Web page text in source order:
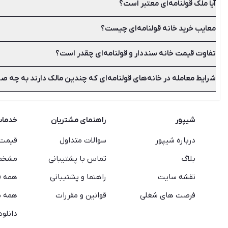
قولنامه نوعی سند عادی است که توسط اداره ثبت اسناد تنظیم
آیا ملک قولنامه‌ای معتبر است؟
قولنامه یک سند عادی به حساب می‌آید. هر چند اسناد عادی در
معایب خرید خانه قولنامه‌ای چیست؟
در خرید و فروش ملک قولنامه ای ممکن است فروشنده، مالک
باشید. یعنی باید از فروشنده بخواهید که قولنامه‌های پیشین را
تفاوت قیمت خانه سنددار و قولنامه‌ای چقدر است؟
شما می‌توانید ملک قولنامه‌ای را با قیمت پایین‌تر از عرف بازار خریداری کنید.
شرایط معامله در خانه‌های قولنامه‌ای که چندین مالک دارند به
مالکان دیگر دارای وکالت رسمی باشد نیز در قرارداد کفایت خواهد
شیپور
درباره شیپور
بلاگ
نقشه سایت
فرصت های شغلی
راهنمای مشتریان
سوالات متداول
تماس با پشتیبانی
راهنما و پشتیبانی
قوانین و مقررات
همه
همه